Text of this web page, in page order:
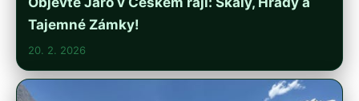
Tajemné Zámky!
20. 2. 2026